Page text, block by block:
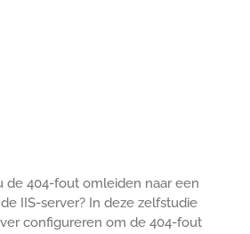
de 404-fout omleiden naar een
IIS-server? In deze zelfstudie
configureren om de 404-fout